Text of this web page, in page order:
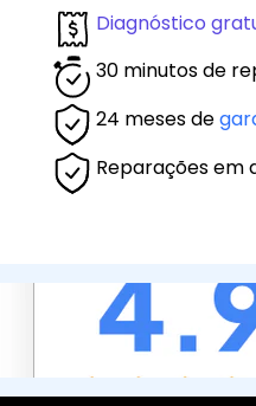
Diagnóstico
30 minutos de
24 meses de
Reparações em